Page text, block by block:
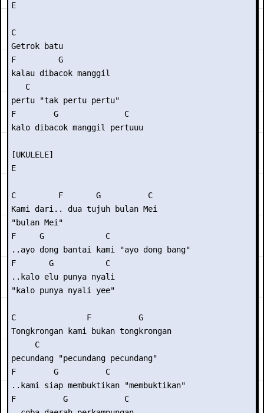
E
C
Getrok batu
F         G
kalau dibacok manggil
   C
pertu "tak pertu pertu"
F        G              C
kalo dibacok manggil pertuuu
[UKULELE]
E
C         F       G          C
Kami dari.. dua tujuh bulan Mei
"bulan Mei"
F     G             C
..ayo dong bantai kami "ayo dong bang"
F       G           C
..kalo elu punya nyali
"kalo punya nyali yee"
C               F          G
Tongkrongan kami bukan tongkrongan
     C
pecundang "pecundang pecundang"
F        G          C
..kami siap membuktikan "membuktikan"
F          G            C